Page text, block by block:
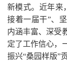
新模式。近年来
接着一届干”、
内涵丰富、深受
定了工作信心，
振兴“桑园样版”